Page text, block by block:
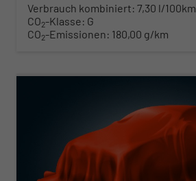
Verbrauch kombiniert: 7,30 l/100km
CO2-Klasse: G
CO2-Emissionen: 180,00 g/km